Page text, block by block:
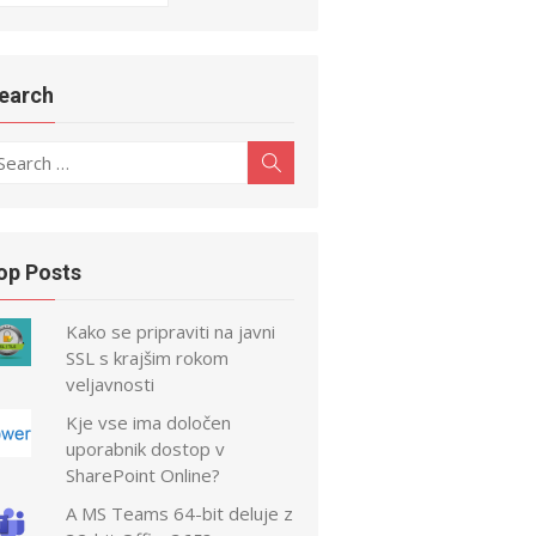
Posts
Kako se pripraviti na javni
SSL s krajšim rokom
veljavnosti
Kje vse ima določen
uporabnik dostop v
SharePoint Online?
A MS Teams 64-bit deluje z